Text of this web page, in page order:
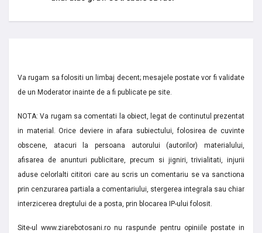
Va rugam sa folositi un limbaj decent; mesajele postate vor fi validate
de un Moderator inainte de a fi publicate pe site.
NOTA: Va rugam sa comentati la obiect, legat de continutul prezentat
in material. Orice deviere in afara subiectului, folosirea de cuvinte
obscene, atacuri la persoana autorului (autorilor) materialului,
afisarea de anunturi publicitare, precum si jigniri, trivialitati, injurii
aduse celorlalti cititori care au scris un comentariu se va sanctiona
prin cenzurarea partiala a comentariului, stergerea integrala sau chiar
interzicerea dreptului de a posta, prin blocarea IP-ului folosit.
Site-ul www.ziarebotosani.ro nu raspunde pentru opiniile postate in